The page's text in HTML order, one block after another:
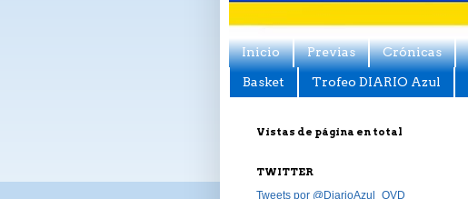
Inicio Previas Crónicas
Basket Trofeo DIARIO Azul
Vistas de página en total
TWITTER
Tweets por @DiarioAzul_OVD